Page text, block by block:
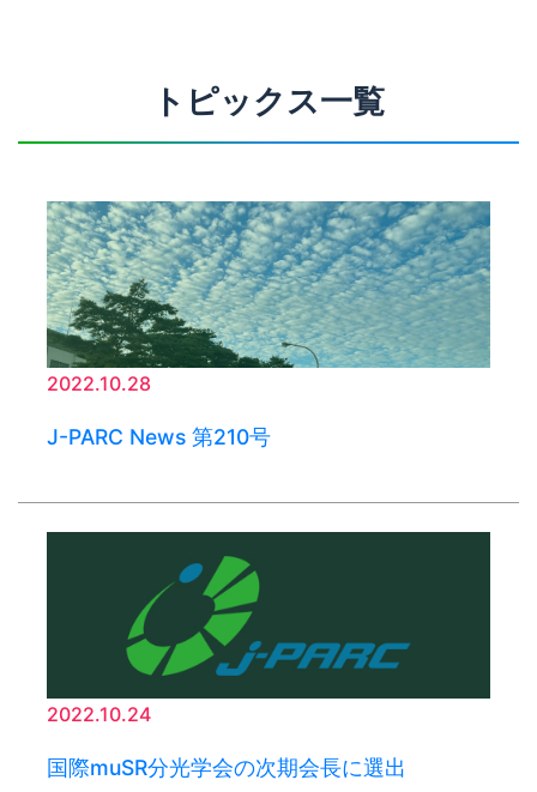
トピックス一覧
2022.10.28
J-PARC News 第210号
2022.10.24
国際muSR分光学会の次期会長に選出